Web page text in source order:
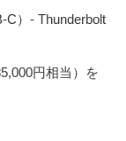
C）- Thunderbolt
円相当）を